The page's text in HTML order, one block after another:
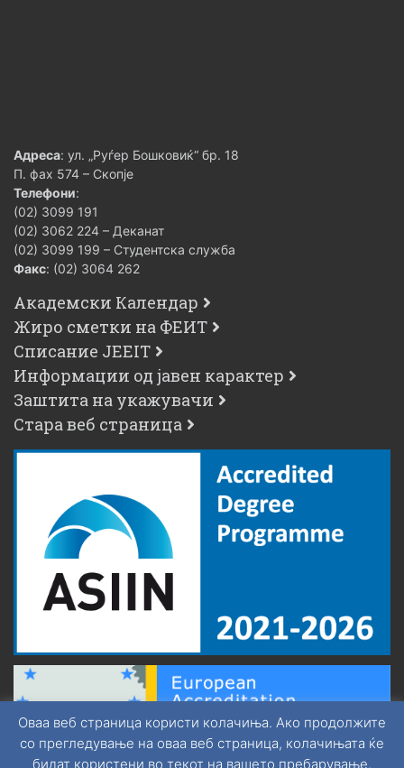
Адреса: ул. „Руѓер Бошковиќ“ бр. 18
П. фах 574 – Скопје
Телефони:
(02) 3099 191
(02) 3062 224 – Деканат
(02) 3099 199 – Студентска служба
Факс: (02) 3064 262
Академски Календар
Жиро сметки на ФЕИТ
Списание JEEIT
Информации од јавен карактер
Заштита на укажувачи
Стара веб страница
Оваа веб страница користи колачиња. Ако продолжите
со прегледување на оваа веб страница, колачињата ќе
бидат користени во текот на вашето пребарување.